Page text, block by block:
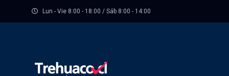
Lun - Vie 8:00 - 18:00 / Sáb 8:00 - 14:00